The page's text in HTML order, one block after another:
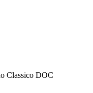
Classico DOC